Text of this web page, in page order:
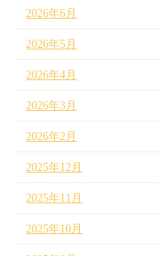
2026年6月
2026年5月
2026年4月
2026年3月
2026年2月
2025年12月
2025年11月
2025年10月